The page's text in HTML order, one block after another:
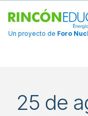
Un proyecto de Foro
25 de